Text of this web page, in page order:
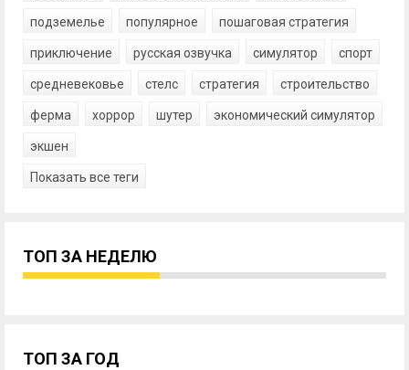
подземелье популярное пошаговая стратегия
приключение русская озвучка симулятор спорт
средневековье стелс стратегия строительство
ферма хоррор шутер экономический симулятор
экшен
Показать все теги
ТОП ЗА НЕДЕЛЮ
ТОП ЗА ГОД